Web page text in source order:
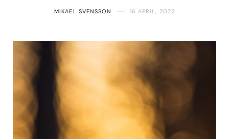
MIKAEL SVENSSON 16 APRIL, 2022